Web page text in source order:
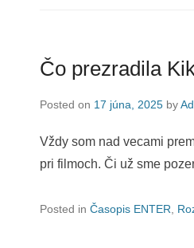
Čo prezradila
Posted on 17 júna, 2025 by
Vždy som nad vecami
pri filmoch. Či už sme
Posted in Časopis ENTER